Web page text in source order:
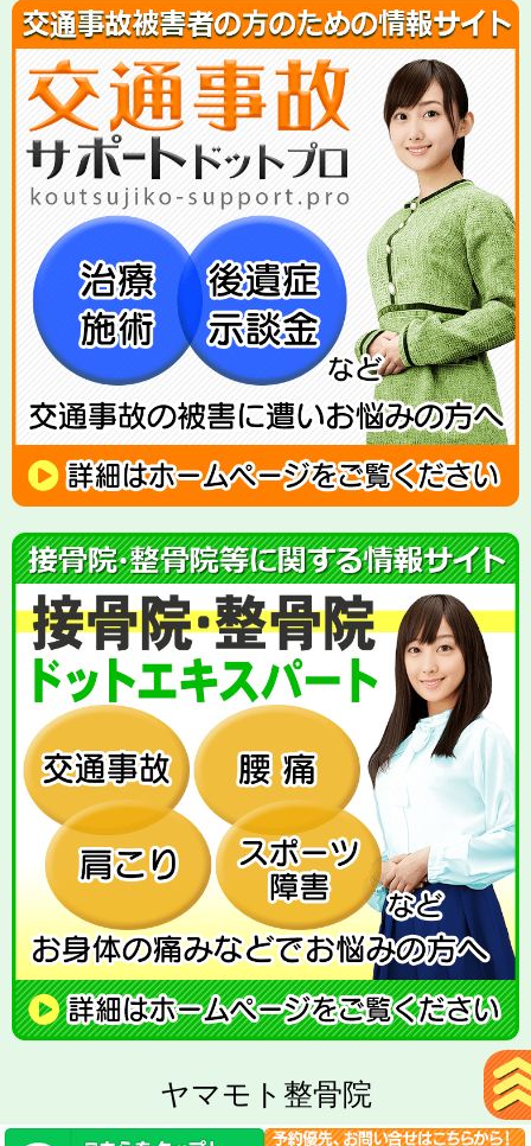
ヤマモト整骨院